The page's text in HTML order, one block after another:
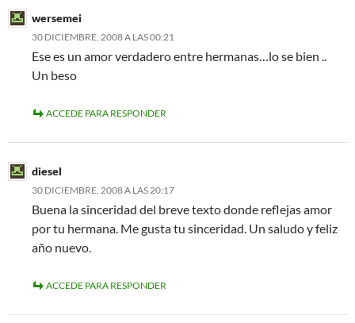
wersemei
30 DICIEMBRE, 2008 A LAS 00:21
Ese es un amor verdadero entre hermanas…lo se bien ..
Un beso
ACCEDE PARA RESPONDER
diesel
30 DICIEMBRE, 2008 A LAS 20:17
Buena la sinceridad del breve texto donde reflejas amor
por tu hermana. Me gusta tu sinceridad. Un saludo y feliz
año nuevo.
ACCEDE PARA RESPONDER